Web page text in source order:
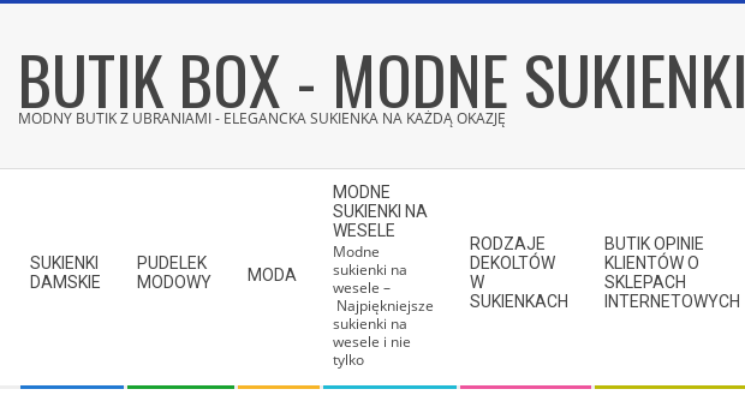
contentBUTIK BOX - MODNE SUKIENKI
MODNY BUTIK Z UBRANIAMI - ELEGANCKA SUKIENKA NA KAŻDĄ OKAZJĘ
SUKIENKI
DAMSKIE
PUDELEK
MODOWY
MODA
MODNE
SUKIENKI NA
WESELE
Modne
sukienki na
wesele –
Najpiękniejsze
sukienki na
wesele i nie
tylko
RODZAJE
DEKOLTÓW
W
SUKIENKACH
BUTIK OPINIE
KLIENTÓW O
SKLEPACH
INTERNETOWYCH